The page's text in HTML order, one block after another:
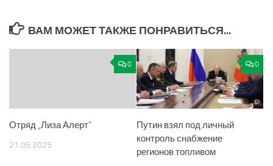
ВАМ МОЖЕТ ТАКЖЕ ПОНРАВИТЬСЯ...
0
Отряд „Лиза Алерт“
21.05.2025
0
Путин взял под личный
контроль снабжение
регионов топливом